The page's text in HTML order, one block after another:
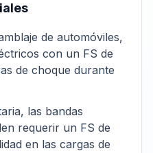
de automóviles,
con un FS de
de choque durante
las bandas
requerir un FS de
en las cargas de